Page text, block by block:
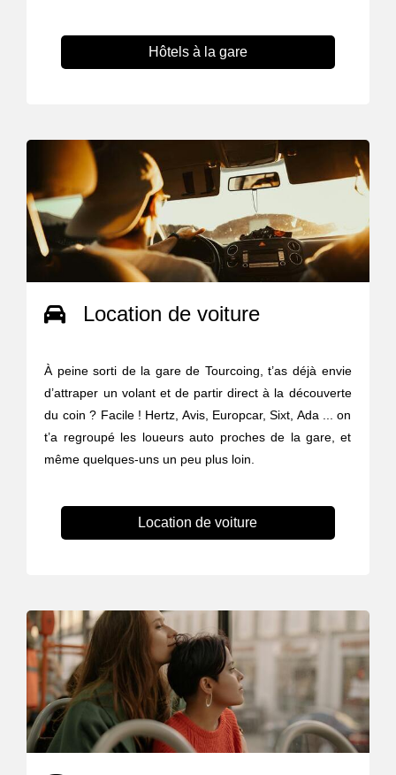
Hôtels à la gare
Location de voiture
À peine sorti de la gare de Tourcoing, t’as déjà envie
d’attraper un volant et de partir direct à la découverte
du coin ? Facile ! Hertz, Avis, Europcar, Sixt, Ada ... on
t’a regroupé les loueurs auto proches de la gare, et
même quelques-uns un peu plus loin.
Location de voiture